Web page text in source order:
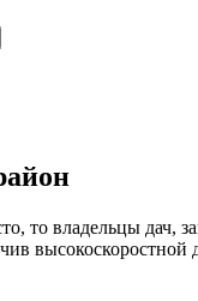
то владельцы дач,
высокоскоростной